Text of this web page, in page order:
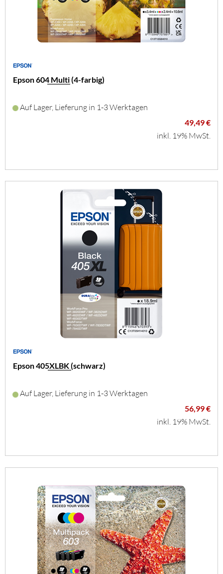
Epson 604 Multi (4-farbig)
Auf Lager, Lieferung in 1-3 Werktagen
49,49 €
inkl. 19% MwSt.
Epson 405XLBK (schwarz)
Auf Lager, Lieferung in 1-3 Werktagen
56,99 €
inkl. 19% MwSt.